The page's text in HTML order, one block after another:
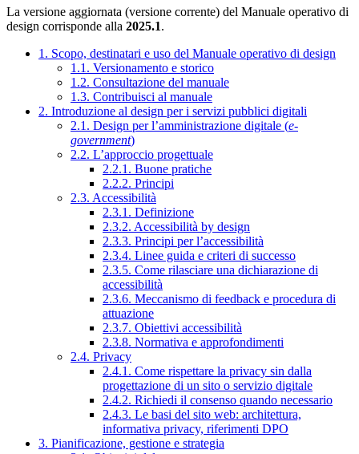
La versione aggiornata (versione corrente) del Manuale operativo di
design corrisponde alla 2025.1.
1. Scopo, destinatari e uso del Manuale operativo di design
1.1. Versionamento e storico
1.2. Consultazione del manuale
1.3. Contribuisci al manuale
2. Introduzione al design per i servizi pubblici digitali
2.1. Design per l’amministrazione digitale (e-
government)
2.2. L’approccio progettuale
2.2.1. Buone pratiche
2.2.2. Principi
2.3. Accessibilità
2.3.1. Definizione
2.3.2. Accessibilità by design
2.3.3. Principi per l’accessibilità
2.3.4. Linee guida e criteri di successo
2.3.5. Come rilasciare una dichiarazione di
accessibilità
2.3.6. Meccanismo di feedback e procedura di
attuazione
2.3.7. Obiettivi accessibilità
2.3.8. Normativa e approfondimenti
2.4. Privacy
2.4.1. Come rispettare la privacy sin dalla
progettazione di un sito o servizio digitale
2.4.2. Richiedi il consenso quando necessario
2.4.3. Le basi del sito web: architettura,
informativa privacy, riferimenti DPO
3. Pianificazione, gestione e strategia